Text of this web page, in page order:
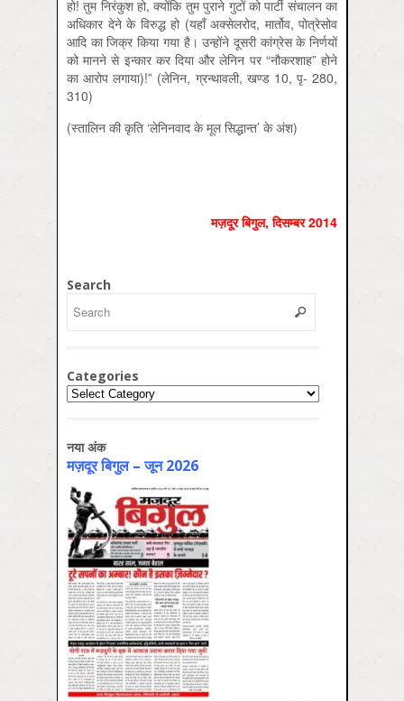
हो! तुम निरंकुश हो, क्योंकि तुम पुराने गुटों को पार्टी संचालन का
अधिकार देने के विरुद्ध हो (यहाँ अक्सेलरोद, मार्तोव, पोत्रेसोव
आदि का जिक्र किया गया है। उन्होंने दूसरी कांग्रेस के निर्णयों
को मानने से इन्कार कर दिया और लेनिन पर “नौकरशाह” होने
का आरोप लगाया)!” (लेनिन, ग्रन्थावली, खण्ड 10, पृ- 280,
310)
(स्तालिन की कृति ‘लेनिनवाद के मूल सिद्धान्त’ के अंश)
मज़दूर बिगुल,दिसम्‍बर2014
Search
Categories
Categories
नया अंक
मज़दूर बिगुल – जून 2026